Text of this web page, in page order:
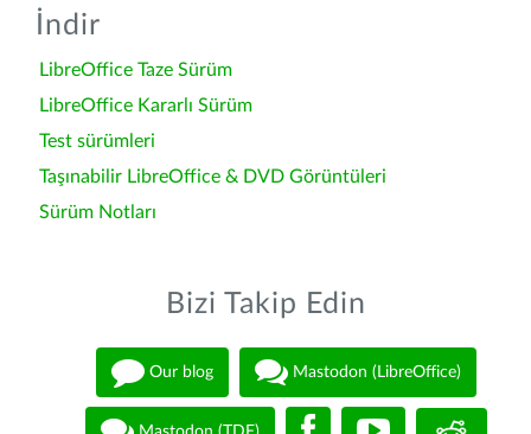
İndir
LibreOffice Taze Sürüm
LibreOffice Kararlı Sürüm
Test sürümleri
Taşınabilir LibreOffice & DVD Görüntüleri
Sürüm Notları
Bizi Takip Edin
Our blog Mastodon (LibreOffice)